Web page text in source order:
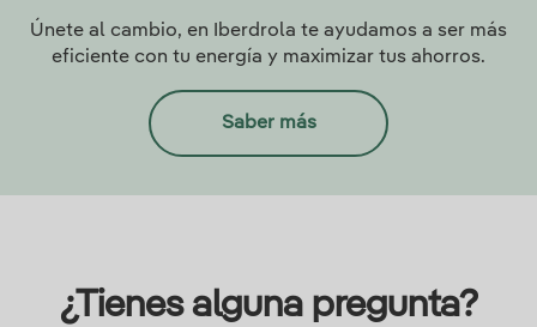
Únete al cambio, en Iberdrola te ayudamos a ser más
eficiente con tu energía y maximizar tus ahorros.
Saber más
¿Tienes alguna pregunta?